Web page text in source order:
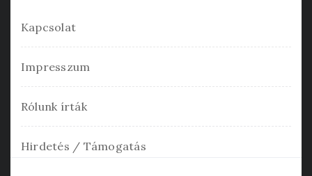
Kapcsolat
Impresszum
Rólunk írták
Hirdetés / Támogatás